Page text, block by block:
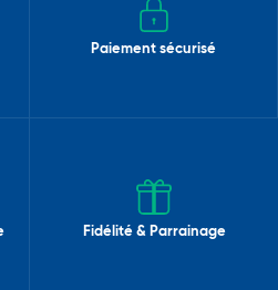
Paiement sécurisé
Fidélité & Parrainage